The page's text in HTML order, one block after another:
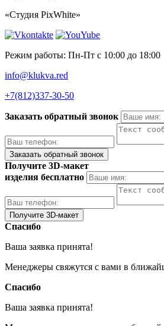
«Студия PixWhite»
Режим работы: Пн-Пт с 10:00 до 18:00
info@klukva.red
+7(812)337‑30-50
Заказать обратный звонок
Получите 3D-макет
изделия бесплатно
Спасибо
Ваша заявка принята!
Менеджеры свяжутся с вами в
Спасибо
Ваша заявка принята!